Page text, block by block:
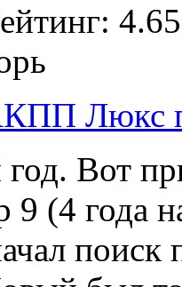
Люкс
Вот
9 (4 года